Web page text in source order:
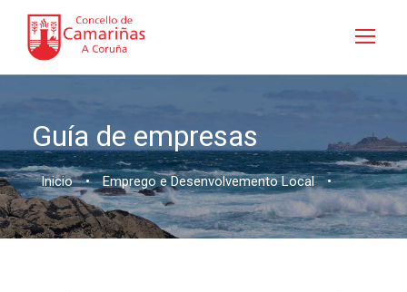
Guía de empresas
Inicio • Emprego e Desenvolvemento Local •